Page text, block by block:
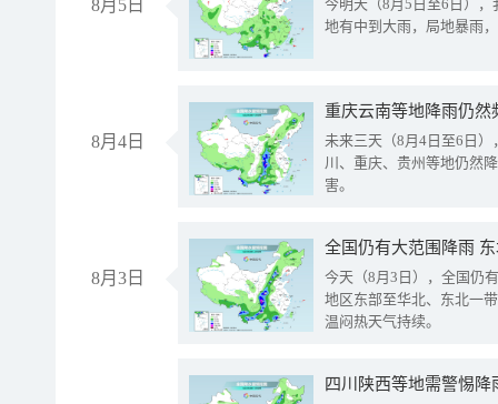
8月5日
今明天（8月5日至6日）
地有中到大雨，局地暴雨
8月4日
重庆云南等地降雨仍然
未来三天（8月4日至6日
川、重庆、贵州等地仍然
害。
8月3日
全国仍有大范围降雨
今天（8月3日），全国仍
地区东部至华北、东北一
温闷热天气持续。